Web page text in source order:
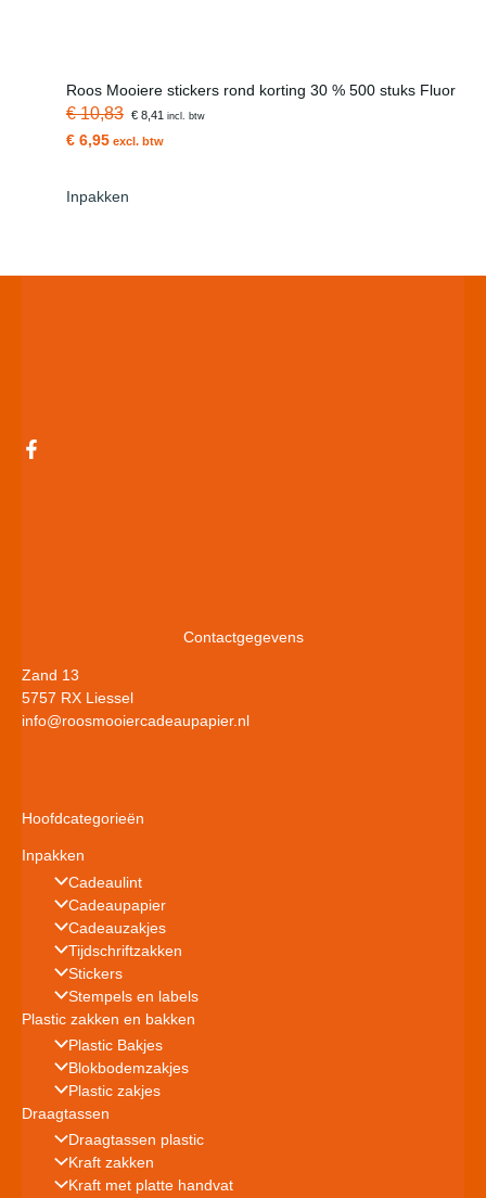
Roos Mooiere stickers rond korting 30 % 500 stuks Fluor
€ 10,83 € 8,41 incl. btw
€ 6,95 excl. btw
Inpakken
Contactgegevens
Zand 13
5757 RX Liessel
info@roosmooiercadeaupapier.nl
Hoofdcategorieën
Inpakken
Cadeaulint
Cadeaupapier
Cadeauzakjes
Tijdschriftzakken
Stickers
Stempels en labels
Plastic zakken en bakken
Plastic Bakjes
Blokbodemzakjes
Plastic zakjes
Draagtassen
Draagtassen plastic
Kraft zakken
Kraft met platte handvat